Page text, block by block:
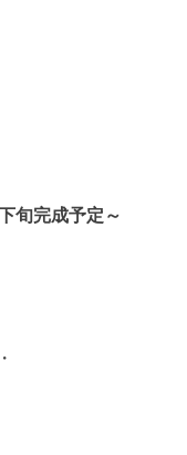
完成予定～